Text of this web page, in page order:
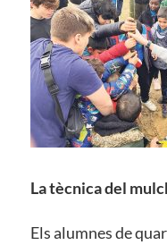
La tècnica del
Els alumnes de